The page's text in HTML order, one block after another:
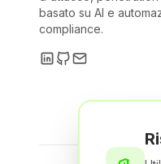
basato su AI e
compliance.